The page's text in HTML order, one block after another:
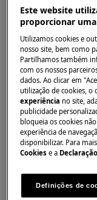
A
barulhos
Aplica-se a:
máquinas
Resolução:
1. Barulho
Não se
sempre um
2. Barulho
Este website
proporcionar
Utilizamos cookies e
nosso site, bem como
Partilhamos também
com os nossos
dados. Ao clicar em
utilização de cookies,
experiência no site,
publicidade
bloqueia os cookies
experiência de
disponibilizar. Para
Cookies e a
Definições de